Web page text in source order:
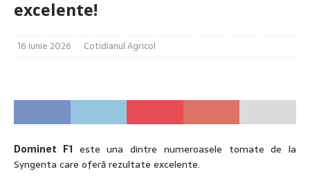
excelente!
16 iunie 2026 Cotidianul Agricol
Dominet F1este una dintre numeroasele tomate de la
Syngenta care oferă rezultate excelente.